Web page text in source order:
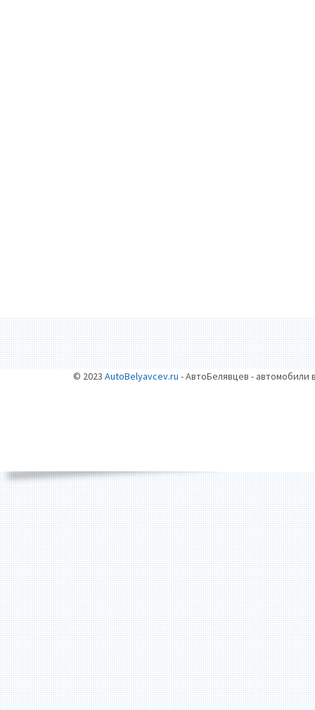
© 2023 AutoBelyavcev.ru - АвтоБелявцев - автомобили